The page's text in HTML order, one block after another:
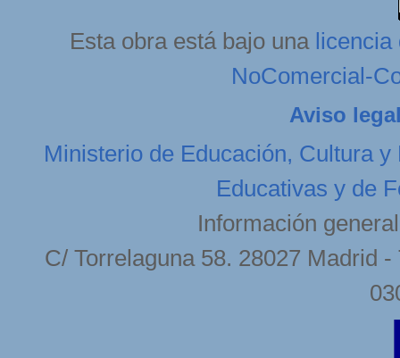
Esta obra está bajo una licencia
NoComercial-
Aviso
Ministerio de Educación, Cultura y
Educativas y de
Información
C/ Torrelaguna 58. 28027 Madrid